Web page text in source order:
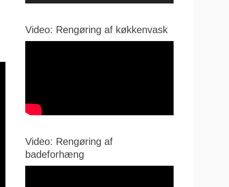
Video: Rengøring af køkkenvask
Video: Rengøring af
badeforhæng